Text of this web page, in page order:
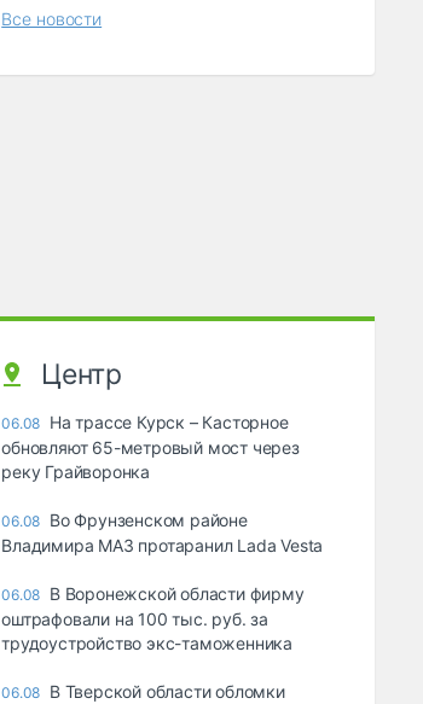
Все новости
Центр
06.08 На трассе Курск – Касторное
обновляют 65-метровый мост через
реку Грайворонка
06.08 Во Фрунзенском районе
Владимира МАЗ протаранил Lada Vesta
06.08 В Воронежской области фирму
оштрафовали на 100 тыс. руб. за
трудоустройство экс-таможенника
06.08 В Тверской области обломки